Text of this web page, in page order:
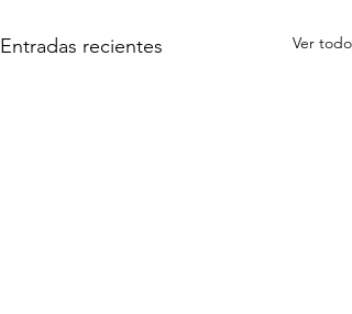
Entradas recientes Ver todo